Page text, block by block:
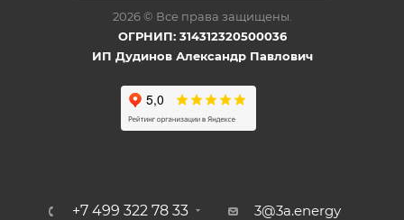
2026 © Все права защищены.
ОГРНИП: 314312320500036
ИП Дудинов Александр Павлович
+7 499 322 78 33 3@3a.energy